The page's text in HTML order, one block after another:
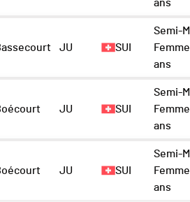
ans
JU SUI
Semi-
ans
JU SUI
Semi-
ans
JU SUI
Semi-
ans